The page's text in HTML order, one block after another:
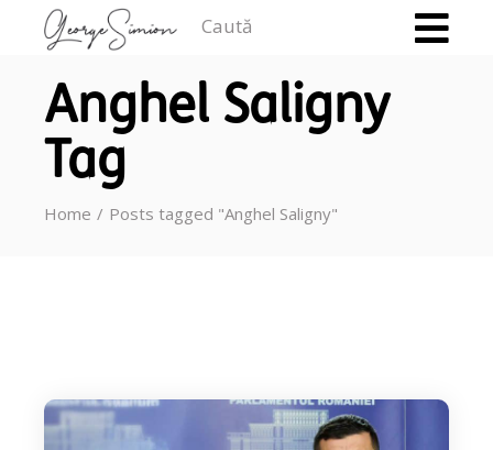
Anghel Saligny
Tag
Home Posts tagged "Anghel Saligny"